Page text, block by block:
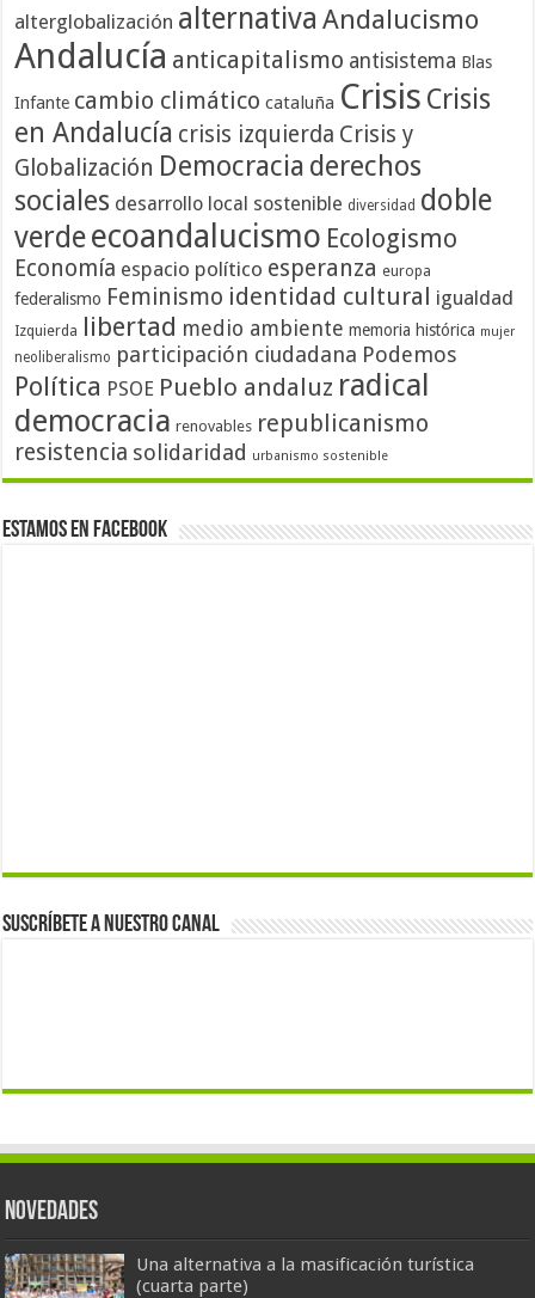
alterglobalización alternativa Andalucismo
Andalucía anticapitalismo antisistema Blas
Infante cambio climático cataluña Crisis Crisis
en Andalucía crisis izquierda Crisis y
Globalización Democracia derechos
sociales desarrollo local sostenible diversidad doble
verdeecoandalucismo Ecologismo
Economía espacio político esperanza europa
federalismo Feminismo identidad cultural igualdad
Izquierda libertad medio ambiente memoria histórica mujer
neoliberalismo participación ciudadana Podemos
Política PSOE Pueblo andaluz radical
democracia renovables republicanismo
resistencia solidaridad urbanismo sostenible
Estamos en Facebook
Suscríbete a nuestro canal
Novedades
Una alternativa a la masificación turística
(cuarta parte)